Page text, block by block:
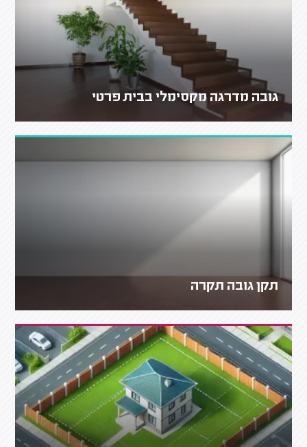
גובה מדרגה מקסימלי בבית פרטי
תקן גובה תקרה